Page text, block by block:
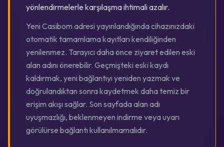
yönlendirmelerle karşılaşma ihtimali azalır.
Yeni Casibom adresi yayınlandığında cihazınızdaki
otomatik tamamlama kayıtları kendiliğinden
yenilenmez. Tarayıcı daha önce ziyaret edilen eski
alan adını önerebilir. Geçmişteki eski kaydı
kaldırmak, yeni bağlantıyı yeniden yazmak ve
doğrulandıktan sonra kaydetmek daha temiz bir
erişim akışı sağlar. Son sayfada alan adı
uyuşmazlığı, beklenmeyen indirme veya uyarı
görülürse bağlantı kullanılmamalıdır.